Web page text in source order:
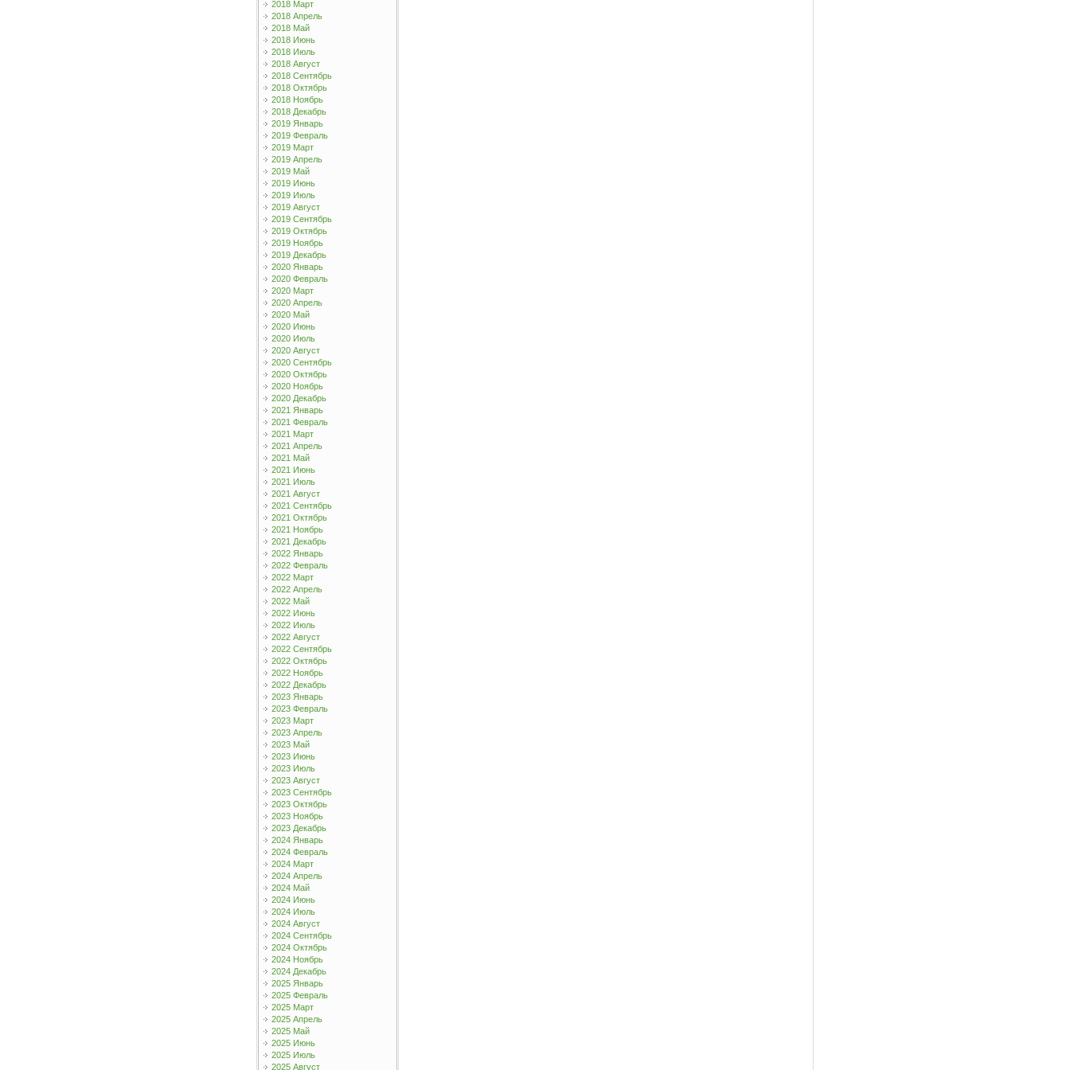
2018 Март
2018 Апрель
2018 Май
2018 Июнь
2018 Июль
2018 Август
2018 Сентябрь
2018 Октябрь
2018 Ноябрь
2018 Декабрь
2019 Январь
2019 Февраль
2019 Март
2019 Апрель
2019 Май
2019 Июнь
2019 Июль
2019 Август
2019 Сентябрь
2019 Октябрь
2019 Ноябрь
2019 Декабрь
2020 Январь
2020 Февраль
2020 Март
2020 Апрель
2020 Май
2020 Июнь
2020 Июль
2020 Август
2020 Сентябрь
2020 Октябрь
2020 Ноябрь
2020 Декабрь
2021 Январь
2021 Февраль
2021 Март
2021 Апрель
2021 Май
2021 Июнь
2021 Июль
2021 Август
2021 Сентябрь
2021 Октябрь
2021 Ноябрь
2021 Декабрь
2022 Январь
2022 Февраль
2022 Март
2022 Апрель
2022 Май
2022 Июнь
2022 Июль
2022 Август
2022 Сентябрь
2022 Октябрь
2022 Ноябрь
2022 Декабрь
2023 Январь
2023 Февраль
2023 Март
2023 Апрель
2023 Май
2023 Июнь
2023 Июль
2023 Август
2023 Сентябрь
2023 Октябрь
2023 Ноябрь
2023 Декабрь
2024 Январь
2024 Февраль
2024 Март
2024 Апрель
2024 Май
2024 Июнь
2024 Июль
2024 Август
2024 Сентябрь
2024 Октябрь
2024 Ноябрь
2024 Декабрь
2025 Январь
2025 Февраль
2025 Март
2025 Апрель
2025 Май
2025 Июнь
2025 Июль
2025 Август